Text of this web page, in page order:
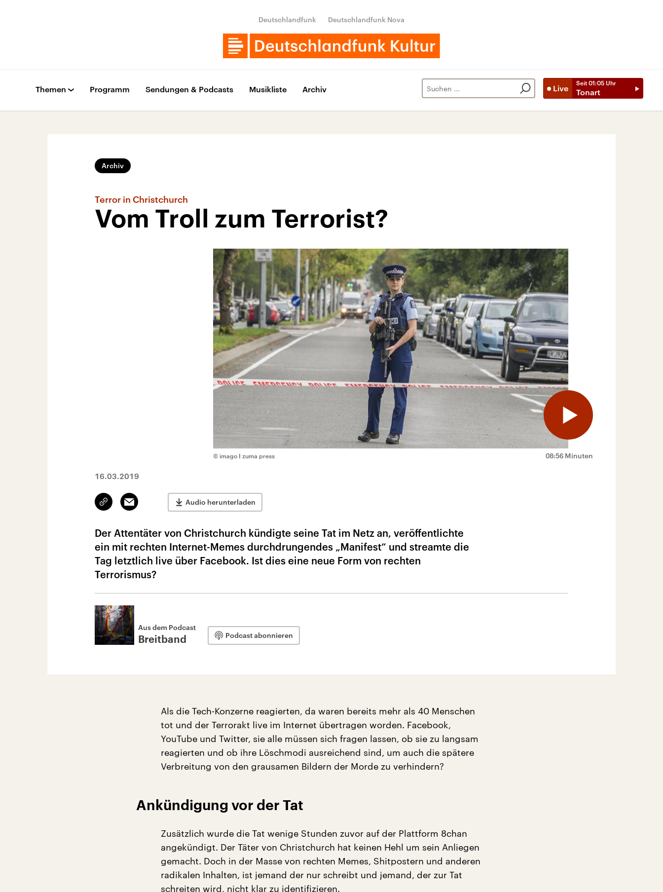
Deutschlandfunk Deutschlandfunk Nova
Live
Seit 01:05 Uhr
Tonart
Themen Programm Sendungen & Podcasts Musikliste Archiv
Archiv
Terror in Christchurch
Vom Troll zum Terrorist?
08:56 Minuten
© imago I zuma press
16.03.2019
Link
kopieren/teilen
Email Audio herunterladen
Der Attentäter von Christchurch kündigte seine Tat im Netz an, veröffentlichte
ein mit rechten Internet-Memes durchdrungendes „Manifest“ und streamte die
Tag letztlich live über Facebook. Ist dies eine neue Form von rechten
Terrorismus?
Aus dem Podcast
Breitband Podcast abonnieren
Als die Tech-Konzerne reagierten, da waren bereits mehr als 40 Menschen
tot und der Terrorakt live im Internet übertragen worden. Facebook,
YouTube und Twitter, sie alle müssen sich fragen lassen, ob sie zu langsam
reagierten und ob ihre Löschmodi ausreichend sind, um auch die spätere
Verbreitung von den grausamen Bildern der Morde zu verhindern?
Ankündigung vor der Tat
Zusätzlich wurde die Tat wenige Stunden zuvor auf der Plattform 8chan
angekündigt. Der Täter von Christchurch hat keinen Hehl um sein Anliegen
gemacht. Doch in der Masse von rechten Memes, Shitpostern und anderen
radikalen Inhalten, ist jemand der nur schreibt und jemand, der zur Tat
schreiten wird, nicht klar zu identifizieren.